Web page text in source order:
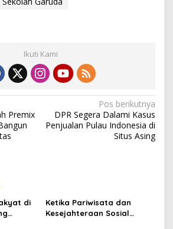
Ikuti Kami
Premix
Pos berikutnya
DPR Segera Dalami Kasus
Penjualan Pulau Indonesia di
Situs Asing
di
Ketika Pariwisata dan
Kesejahteraan Sosial